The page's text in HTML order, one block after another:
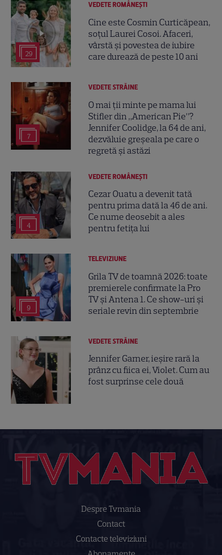
29
VEDETE ROMÂNEŞTI
Cine este Cosmin Curticăpean,
soțul Laurei Cosoi. Afaceri,
vârstă și povestea de iubire
care durează de peste 10 ani
7
VEDETE STRĂINE
O mai ții minte pe mama lui
Stifler din „American Pie”?
Jennifer Coolidge, la 64 de ani,
dezvăluie greșeala pe care o
regretă și astăzi
4
VEDETE ROMÂNEŞTI
Cezar Ouatu a devenit tată
pentru prima dată la 46 de ani.
Ce nume deosebit a ales
pentru fetița lui
9
TELEVIZIUNE
Grila TV de toamnă 2026: toate
premierele confirmate la Pro
TV și Antena 1. Ce show-uri și
seriale revin din septembrie
VEDETE STRĂINE
Jennifer Garner, ieșire rară la
prânz cu fiica ei, Violet. Cum au
fost surprinse cele două
Despre Tvmania
Contact
Contacte televiziuni